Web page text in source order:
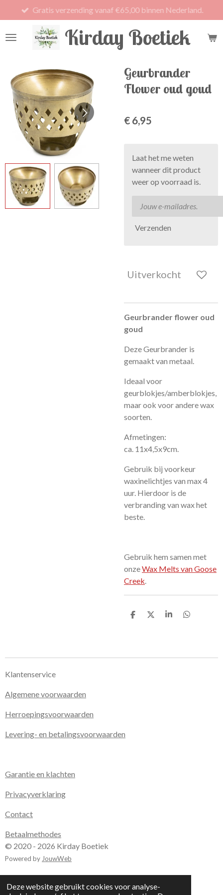
Deze website gebruikt cookies voor analyse-
direct
naar
Kirday Boetiek
Gratis verzending vanaf €65,00 binnen Nederland.
Geurbrander
Flower oud goud
€ 6,95
Laat het me weten
wanneer dit product
weer op voorraad is.
Verzenden
Uitverkocht
Geurbrander flower oud
goud
Deze Geurbrander is
gemaakt van metaal.
Ideaal voor
geurblokjes/amberblokjes,
maar ook voor andere wax
soorten.
Afmetingen:
ca. 11x4,5x9cm.
Gebruik bij voorkeur
waxinelichtjes van max 4
uur. Hierdoor is de
verbranding van wax het
beste.
Gebruik hem samen met
onzeWax Melts van Goose
Creek.
D
D
S
D
Klantenservice
Algemene voorwaarden
Herroepingsvoorwaarden
Levering- en betalingsvoorwaarden
Garantie en klachten
Privacyverklaring
Contact
Betaalmethodes
© 2020 - 2026 Kirday Boetiek
Powered by JouwWeb